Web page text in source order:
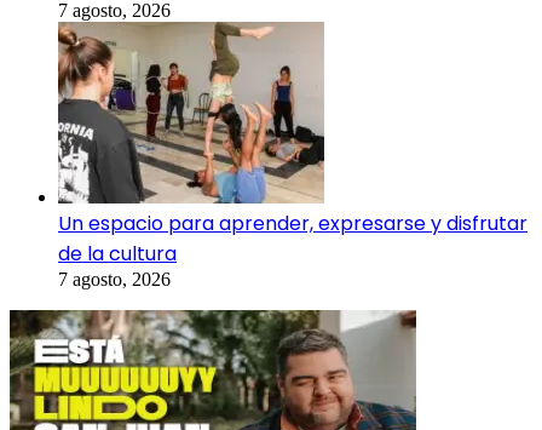
7 agosto, 2026
Un espacio para aprender, expresarse y disfrutar
de la cultura
7 agosto, 2026